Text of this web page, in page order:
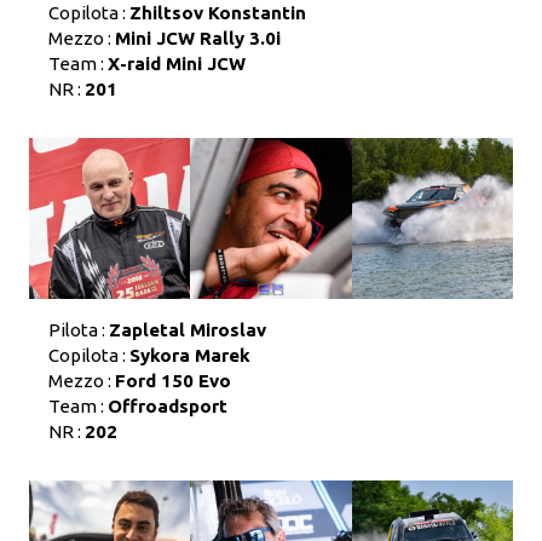
Copilota : Zhiltsov Konstantin
Mezzo : Mini JCW Rally 3.0i
Team : X-raid Mini JCW
NR : 201
Pilota : Zapletal Miroslav
Copilota : Sykora Marek
Mezzo : Ford 150 Evo
Team : Offroadsport
NR : 202